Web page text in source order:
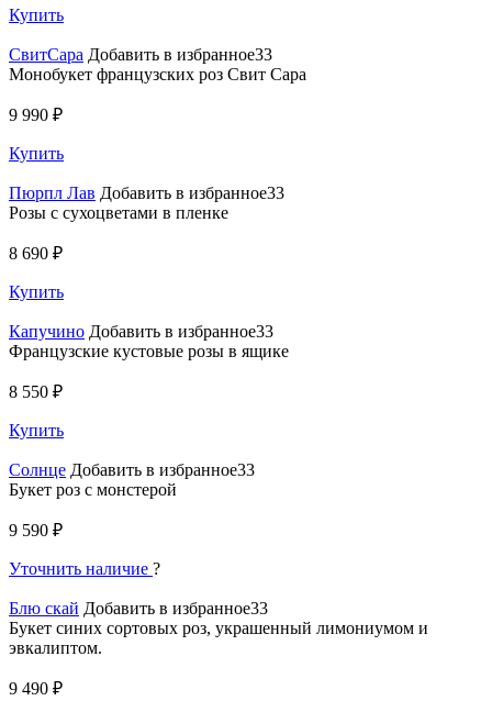
Купить
СвитСара Добавить в избранное33
Монобукет французских роз Свит Сара
9 990 ₽
Купить
Пюрпл Лав Добавить в избранное33
Розы с сухоцветами в пленке
8 690 ₽
Купить
Капучино Добавить в избранное33
Французские кустовые розы в ящике
8 550 ₽
Купить
Солнце Добавить в избранное33
Букет роз с монстерой
9 590 ₽
Уточнить наличие ?
Блю скай Добавить в избранное33
Букет синих сортовых роз, украшенный лимониумом и
эвкалиптом.
9 490 ₽